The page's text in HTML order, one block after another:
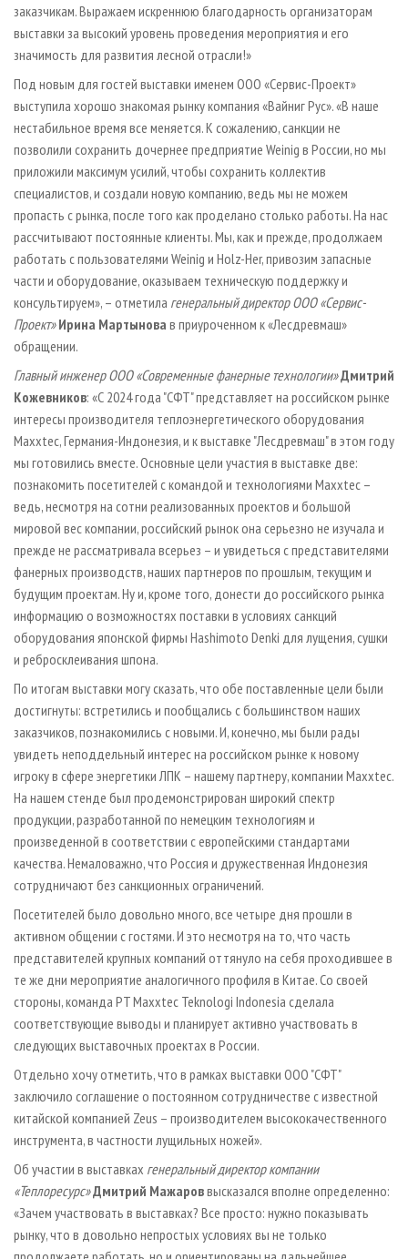
заказчикам. Выражаем искреннюю благодарность организаторам
выставки за высокий уровень проведения мероприятия и его
значимость для развития лесной отрасли!»
Под новым для гостей выставки именем ООО «Сервис-Проект»
выступила хорошо знакомая рынку компания «Вайниг Рус». «В наше
нестабильное время все меняется. К сожалению, санкции не
позволили сохранить дочернее предприятие Weinig в России, но мы
приложили максимум усилий, чтобы сохранить коллектив
специалистов, и создали новую компанию, ведь мы не можем
пропасть с рынка, после того как проделано столько работы. На нас
рассчитывают постоянные клиенты. Мы, как и прежде, продолжаем
работать с пользователями Weinig и Holz-Her, привозим запасные
части и оборудование, оказываем техническую поддержку и
консультируем», – отметила генеральный директор ООО «Сервис-
Проект»Ирина Мартынова в приуроченном к «Лесдревмаш»
обращении.
Главный инженер ООО «Современные фанерные технологии»Дмитрий
Кожевников: «С 2024 года "СФТ" представляет на российском рынке
интересы производителя теплоэнергетического оборудования
Maxxtec, Германия-Индонезия, и к выставке "Лесдревмаш" в этом году
мы готовились вместе. Основные цели участия в выставке две:
познакомить посетителей с командой и технологиями Maxxtec –
ведь, несмотря на сотни реализованных проектов и большой
мировой вес компании, российский рынок она серьезно не изучала и
прежде не рассматривала всерьез – и увидеться с представителями
фанерных производств, наших партнеров по прошлым, текущим и
будущим проектам. Ну и, кроме того, донести до российского рынка
информацию о возможностях поставки в условиях санкций
оборудования японской фирмы Hashimoto Denki для лущения, сушки
и ребросклеивания шпона.
По итогам выставки могу сказать, что обе поставленные цели были
достигнуты: встретились и пообщались с большинством наших
заказчиков, познакомились с новыми. И, конечно, мы были рады
увидеть неподдельный интерес на российском рынке к новому
игроку в сфере энергетики ЛПК – нашему партнеру, компании Maxxtec.
На нашем стенде был продемонстрирован широкий спектр
продукции, разработанной по немецким технологиям и
произведенной в соответствии с европейскими стандартами
качества. Немаловажно, что Россия и дружественная Индонезия
сотрудничают без санкционных ограничений.
Посетителей было довольно много, все четыре дня прошли в
активном общении с гостями. И это несмотря на то, что часть
представителей крупных компаний оттянуло на себя проходившее в
те же дни мероприятие аналогичного профиля в Китае. Со своей
стороны, команда PT Maxxtec Teknologi Indonesia сделала
соответствующие выводы и планирует активно участвовать в
следующих выставочных проектах в России.
Отдельно хочу отметить, что в рамках выставки ООО "СФТ"
заключило соглашение о постоянном сотрудничестве с известной
китайской компанией Zeus – производителем высококачественного
инструмента, в частности лущильных ножей».
Об участии в выставках генеральный директор компании
«Теплоресурс»Дмитрий Мажароввысказался вполне определенно:
«Зачем участвовать в выставках? Все просто: нужно показывать
рынку, что в довольно непростых условиях вы не только